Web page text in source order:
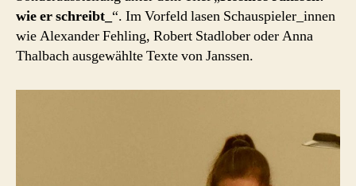
wie er schreibt_ “. Im Vorfeld lasen Schauspieler_innen
wie Alexander Fehling, Robert Stadlober oder Anna
Thalbach ausgewählte Texte von Janssen.